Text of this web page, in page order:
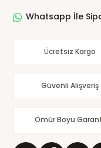
Whatsapp İle
Ücretsiz Kargo
Güvenli Alışveriş
Ömür Boyu